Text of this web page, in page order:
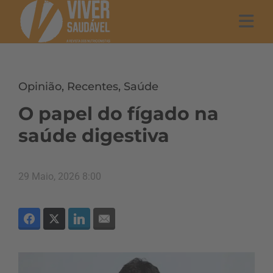
Opinião, Recentes, Saúde
O papel do fígado na
saúde digestiva
29 Maio, 2026 8:00